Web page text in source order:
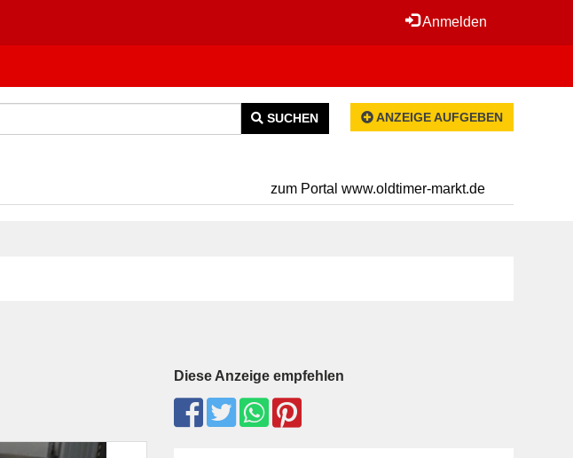
Anmelden
SUCHEN ANZEIGE AUFGEBEN
zum Portal www.oldtimer-markt.de
Diese Anzeige empfehlen